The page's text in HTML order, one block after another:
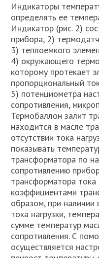
Индикаторы
определять ее
Индикатор (рис. 2)
прибора, 2)
3) теплоемкого
4) окружающего
которому протекает
пропорциональный
5) потенциометра
сопротивления,
Термобаллон залит
находится в масле
отсутствии тока
показывать
трансформатора по
сопротивлению
трансформатора
коэффициентами
образом, при
тока нагрузки,
сумме температур
сопротивления. С
осуществляется